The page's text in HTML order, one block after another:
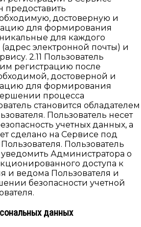
предоставить
достоверную и
для формирования
для каждого
(адрес электронной почты) и
2.11 Пользователь
регистрацию после
достоверной и
для формирования
процесса
становится обладателем
Пользователь несет
учетных данных, а
сделано на Сервисе под
Пользователь
Администратора о
доступа к
и ведома Пользователя и
безопасности учетной
данных